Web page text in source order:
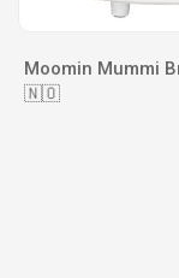
Moomin Mummi
🇳🇴